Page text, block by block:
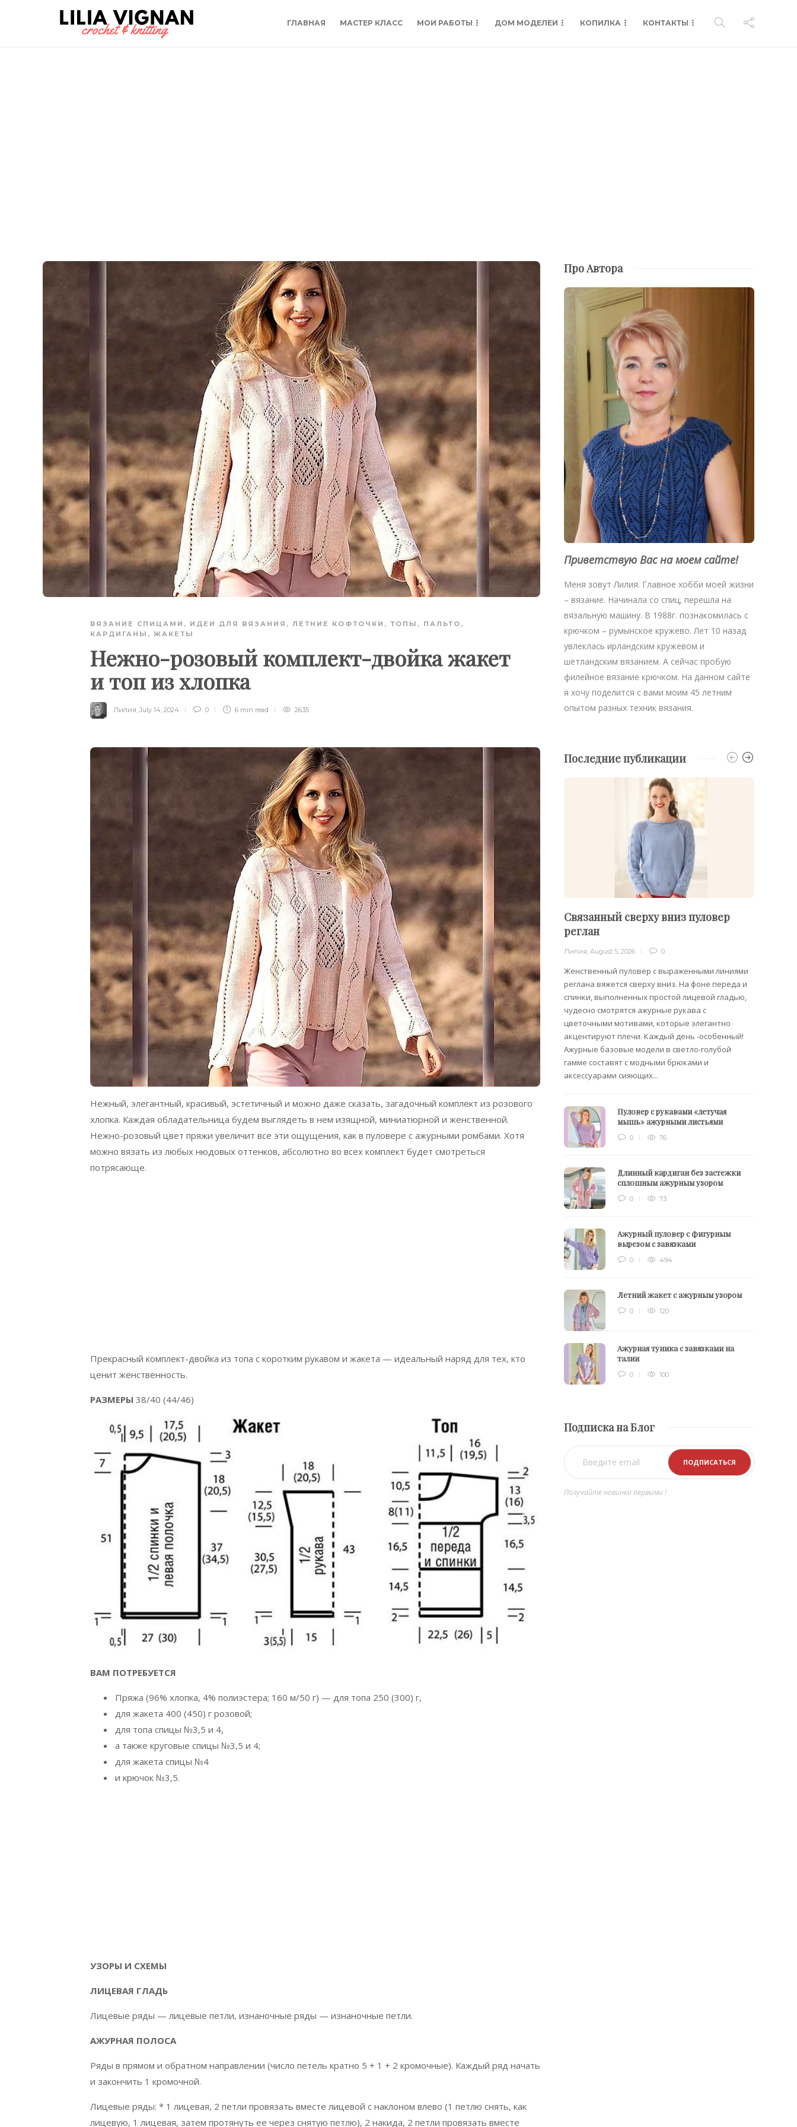
ГЛАВНАЯ МАСТЕР КЛАСС МОИ РАБОТЫ ДОМ МОДЕЛЕИ КОПИЛКА КОНТАКТЫ
ВЯЗАНИЕ СПИЦАМИ , ИДЕИ ДЛЯ ВЯЗАНИЯ , ЛЕТНИЕ КОФТОЧКИ, ТОПЫ , ПАЛЬТО,
КАРДИГАНЫ, ЖАКЕТЫ
Нежно-розовый комплект-двойка жакет
и топ из хлопка
Лилия, July 14, 2024 0 6 min read 2635
Нежный, элегантный, красивый, эстетичный и можно даже сказать, загадочный комплект из розового
хлопка. Каждая обладательница будем выглядеть в нем изящной, миниатюрной и женственной.
Нежно-розовый цвет пряжи увеличит все эти ощущения, как в пуловере с ажурными ромбами. Хотя
можно вязать из любых нюдовых оттенков, абсолютно во всех комплект будет смотреться
потрясающе.
Прекрасный комплект-двойка из топа с коротким рукавом и жакета — идеальный наряд для тех, кто
ценит женственность.
РАЗМЕРЫ 38/40 (44/46)
ВАМ ПОТРЕБУЕТСЯ
Пряжа (96% хлопка, 4% полиэстера; 160 м/50 г) — для топа 250 (300) г,
для жакета 400 (450) г розовой;
для топа спицы №3,5 и 4,
а также круговые спицы №3,5 и 4;
для жакета спицы №4
и крючок №3,5.
УЗОРЫ И СХЕМЫ
ЛИЦЕВАЯ ГЛАДЬ
Лицевые ряды — лицевые петли, изнаночные ряды — изнаночные петли.
АЖУРНАЯ ПОЛОСА
Ряды в прямом и обратном направлении (число петель кратно 5 + 1 + 2 кромочные). Каждый ряд начать
и закончить 1 кромочной.
Лицевые ряды: * 1 лицевая, 2 петли провязать вместе лицевой с наклоном влево (1 петлю снять, как
лицевую, 1 лицевая, затем протянуть ее через снятую петлю), 2 накида, 2 петли провязать вместе
Про Автора
Приветствую Вас на моем сайте!
Меня зовут Лилия. Главное хобби моей жизни
– вязание. Начинала со спиц, перешла на
вязальную машину. В 1988г. познакомилась с
крючком – румынское кружево. Лет 10 назад
увлеклась ирландским кружевом и
шетландским вязанием. А сейчас пробую
филейное вязание крючком. На данном сайте
я хочу поделится с вами моим 45 летним
опытом разных техник вязания.
Последние публикации
Связанный сверху вниз пуловер
реглан
Лилия ,August 5, 2026 0
Женственный пуловер с выраженными линиями
реглана вяжется сверху вниз. На фоне переда и
спинки, выполненных простой лицевой гладью,
чудесно смотрятся ажурные рукава с
цветочными мотивами, которые элегантно
акцентируют плечи. Каждый день -особенный!
Ажурные базовые модели в светло-голубой
гамме составят с модными брюками и
аксессуарами сияющих...
Пуловер с рукавами «летучая
мышь» ажурными листьями
0 76
Длинный кардиган без застежки
сплошным ажурным узором
0 73
Ажурный пуловер с фигурным
вырезом с завязками
0 494
Летний жакет с ажурным узором
0 120
Ажурная туника с завязками на
талии
0 100
Подписка на Блог
Получайте новинки первыми !